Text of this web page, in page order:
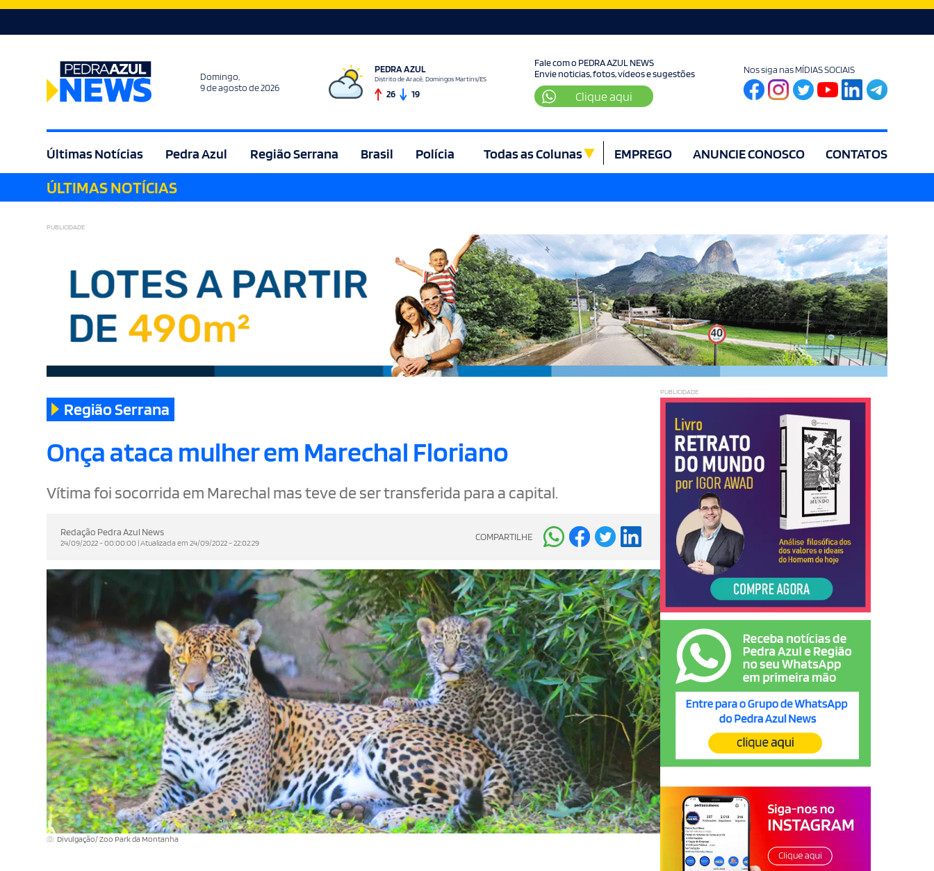
Domingo,
9 de agosto de 2026
PEDRA AZUL
Distrito de Aracê, Domingos Martins/ES
26 19
Fale com o PEDRA AZUL NEWS
Envie noticias, fotos, vídeos e sugestões
Clique aqui
Nos siga nas MÍDIAS SOCIAIS
Últimas Notícias Pedra Azul Região Serrana Brasil Polícia Todas as Colunas
Agricultura
EMPREGO ANUNCIE CONOSCO CONTATOS
ÚLTIMAS NOTÍCIAS
PUBLICIDADE
Região Serrana
Onça ataca mulher em Marechal Floriano
Vítima foi socorrida em Marechal mas teve de ser transferida para a capital.
Redação Pedra Azul News
24/09/2022 - 00:00:00 | Atualizada em 24/09/2022 - 22:02:29 COMPARTILHE
Divulgação/ Zoo Park da Montanha
PUBLICIDADE